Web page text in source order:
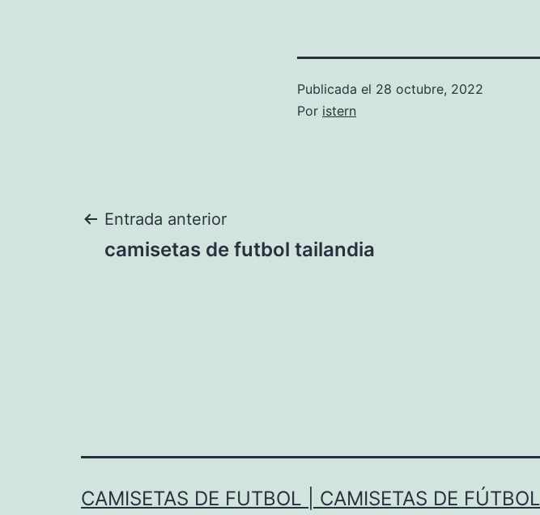
Publicada el 28 octubre, 2022
Por istern
Navegación
Entrada anterior
camisetas de futbol tailandia
CAMISETAS DE FUTBOL | CAMISETAS DE